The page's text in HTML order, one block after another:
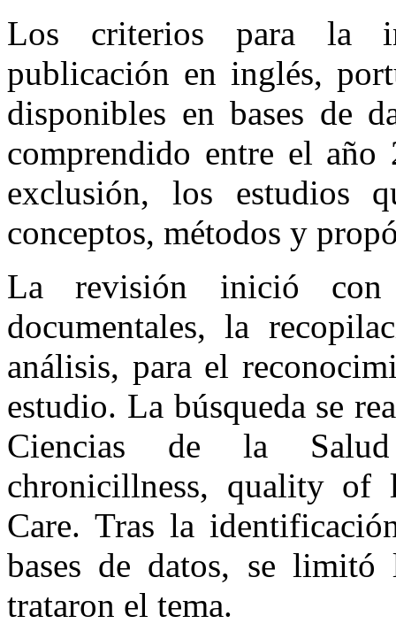
Los criterios para la
publicación en inglés,
disponibles en bases de
comprendido entre el
exclusión, los estudios
conceptos, métodos y
La revisión inició con
documentales, la
análisis, para el
estudio. La búsqueda se
Ciencias de la
chronicillness, quality of
Care. Tras la
bases de datos, se
trataron el tema.